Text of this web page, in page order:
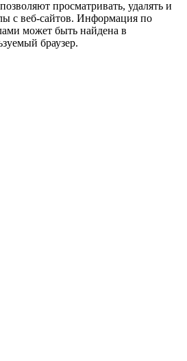
просматривать, удалять и
c веб-сайтов. Информация по
может быть найдена в
браузер.